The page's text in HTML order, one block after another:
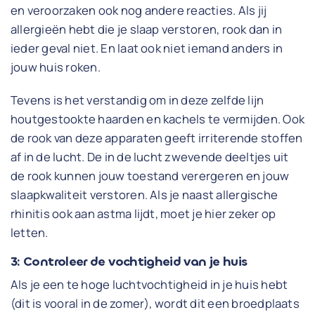
en veroorzaken ook nog andere reacties. Als jij
allergieën hebt die je slaap verstoren, rook dan in
ieder geval niet. En laat ook niet iemand anders in
jouw huis roken.
Tevens is het verstandig om in deze zelfde lijn
houtgestookte haarden en kachels te vermijden. Ook
de rook van deze apparaten geeft irriterende stoffen
af in de lucht. De in de lucht zwevende deeltjes uit
de rook kunnen jouw toestand verergeren en jouw
slaapkwaliteit verstoren. Als je naast allergische
rhinitis ook aan astma lijdt, moet je hier zeker op
letten.
3: Controleer de vochtigheid van je huis
Als je een te hoge luchtvochtigheid in je huis hebt
(dit is vooral in de zomer), wordt dit een broedplaats